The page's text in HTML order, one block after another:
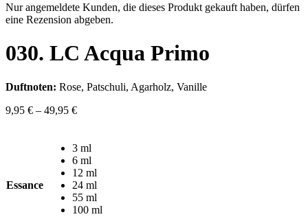
Nur angemeldete Kunden, die dieses Produkt gekauft haben, dürfen
eine Rezension abgeben.
030. LC Acqua Primo
Duftnoten: Rose, Patschuli, Agarholz, Vanille
9,95 € – 49,95 €
Essance
3 ml
6 ml
12 ml
24 ml
55 ml
100 ml